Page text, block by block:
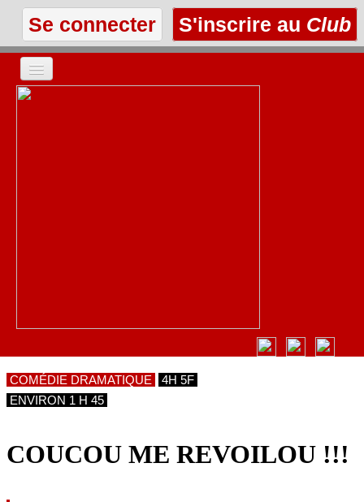
Se connecter S'inscrire au Club
COMÉDIE DRAMATIQUE
4H 5F
ENVIRON 1 H 45
COUCOU ME REVOILOU !!!